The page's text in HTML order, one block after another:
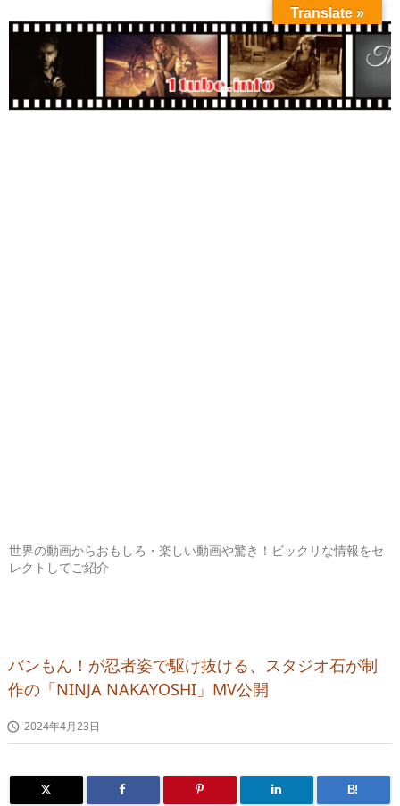
世界の動画からおもしろ・楽しい動画や驚き！ビックリな情報をセ
レクトしてご紹介
バンもん！が忍者姿で駆け抜ける、スタジオ石が制
作の「NINJA NAKAYOSHI」MV公開
 2024年4月23日
B!
Translate »